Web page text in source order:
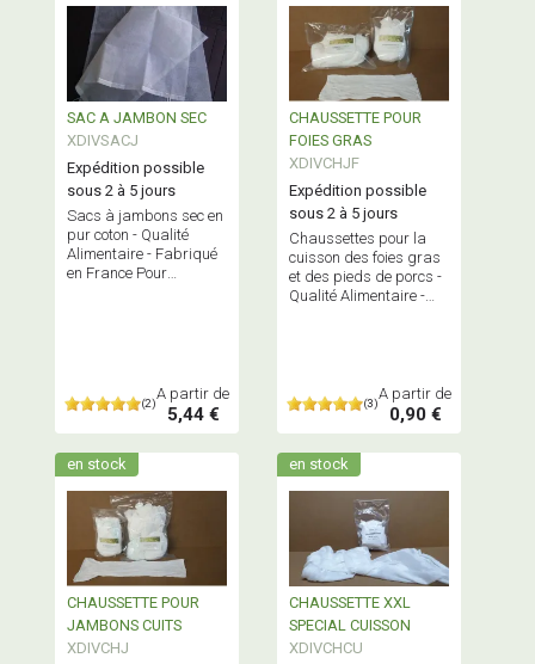
SAC A JAMBON SEC
XDIVSACJ
Expédition possible
sous 2 à 5 jours
Sacs à jambons sec en
pur coton - Qualité
Alimentaire - Fabriqué
en France Pour
(2)
A partir de
5,44 €
CHAUSSETTE POUR
FOIES GRAS
XDIVCHJF
Expédition possible
sous 2 à 5 jours
Chaussettes pour la
cuisson des foies gras
et des pieds de porcs -
Qualité Alimentaire -
(3)
A partir de
0,90 €
en stock
CHAUSSETTE POUR
JAMBONS CUITS
XDIVCHJ
en stock
CHAUSSETTE XXL
SPECIAL CUISSON
XDIVCHCU